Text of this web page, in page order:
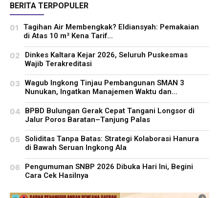
BERITA TERPOPULER
Tagihan Air Membengkak? Eldiansyah: Pemakaian
di Atas 10 m³ Kena Tarif...
Dinkes Kaltara Kejar 2026, Seluruh Puskesmas
Wajib Terakreditasi
Wagub Ingkong Tinjau Pembangunan SMAN 3
Nunukan, Ingatkan Manajemen Waktu dan...
BPBD Bulungan Gerak Cepat Tangani Longsor di
Jalur Poros Baratan–Tanjung Palas
Soliditas Tanpa Batas: Strategi Kolaborasi Hanura
di Bawah Seruan Ingkong Ala
Pengumuman SNBP 2026 Dibuka Hari Ini, Begini
Cara Cek Hasilnya